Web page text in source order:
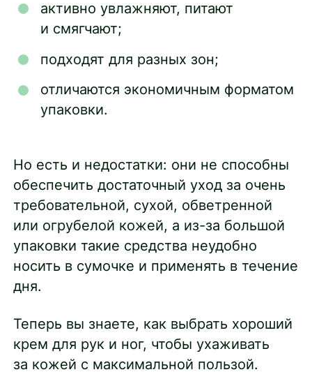
активно увлажняют, питают
и смягчают;
подходят для разных зон;
отличаются экономичным форматом
упаковки.
Но есть и недостатки: они не способны
обеспечить достаточный уход за очень
требовательной, сухой, обветренной
или огрубелой кожей, а из-за большой
упаковки такие средства неудобно
носить в сумочке и применять в течение
дня.
Теперь вы знаете, как выбрать хороший
крем для рук и ног, чтобы ухаживать
за кожей с максимальной пользой.